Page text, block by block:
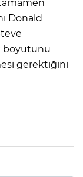
Donald
boyutunu
gerektiğini